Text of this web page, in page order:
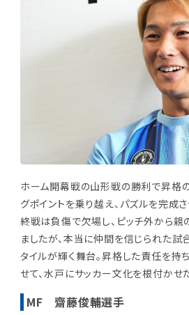
ホーム開幕戦の山形戦の勝利で昇格
グポイントを乗り越え、パズルを完成
終戦は負傷で欠場し、ピッチ外から親
ましたが、本当に仲間を信じられた試
タイルが輝く舞台。昇格した責任を持
せて、水戸にサッカー文化を根付かせ
MF 齋藤俊輔選手